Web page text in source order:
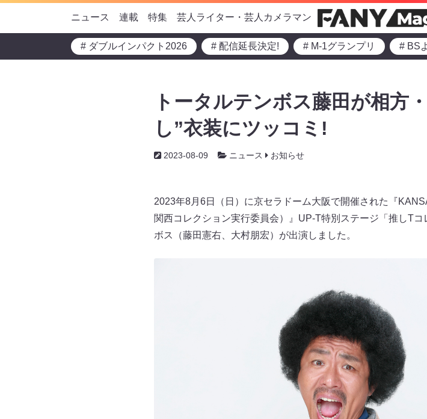
ニュース 連載 特集 芸人ライター・芸人カメラマン
# ダブルインパクト2026 # 配信延長決定! # M-1グランプリ # BS
トータルテンボス藤田が相方
し”衣装にツッコミ!
2023-08-09 ニュース お知らせ
2023年8月6日（日）に京セラドーム大阪で開催された『
関西コレクション実行委員会）』UP-T特別ステージ「推しT
ボス（藤田憲右、大村朋宏）が出演しました。